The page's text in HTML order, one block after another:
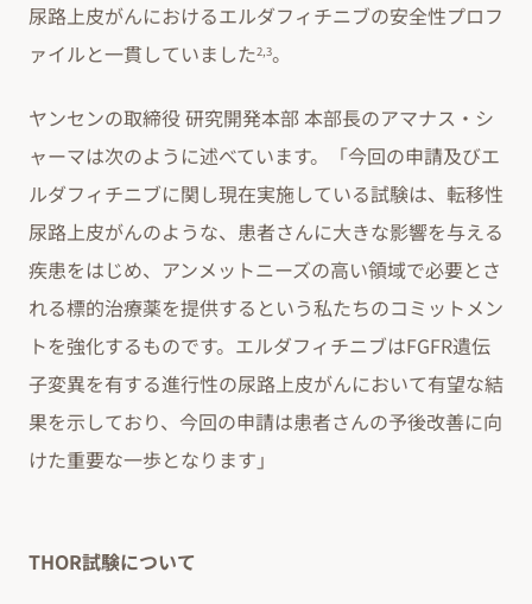
尿路上皮がんにおけるエルダフィチニブの安全性プロフ
ァイルと一貫していました2,3。
ヤンセンの取締役 研究開発本部 本部長のアマナス・シ
ャーマは次のように述べています。「今回の申請及びエ
ルダフィチニブに関し現在実施している試験は、転移性
尿路上皮がんのような、患者さんに大きな影響を与える
疾患をはじめ、アンメットニーズの高い領域で必要とさ
れる標的治療薬を提供するという私たちのコミットメン
トを強化するものです。エルダフィチニブはFGFR遺伝
子変異を有する進行性の尿路上皮がんにおいて有望な結
果を示しており、今回の申請は患者さんの予後改善に向
けた重要な一歩となります」
THOR試験について